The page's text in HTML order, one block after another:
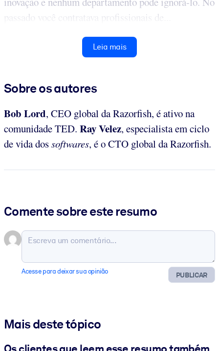
passado você contratava profissionais de...
Leia mais
Sobre os autores
Bob Lord, CEO global da Razorfish, é ativo na
comunidade TED. Ray Velez, especialista em ciclo
de vida dossoftwares, é o CTO global da Razorfish.
Comente sobre este resumo
PUBLICAR
Acesse para deixar sua opinião
Mais deste tópico